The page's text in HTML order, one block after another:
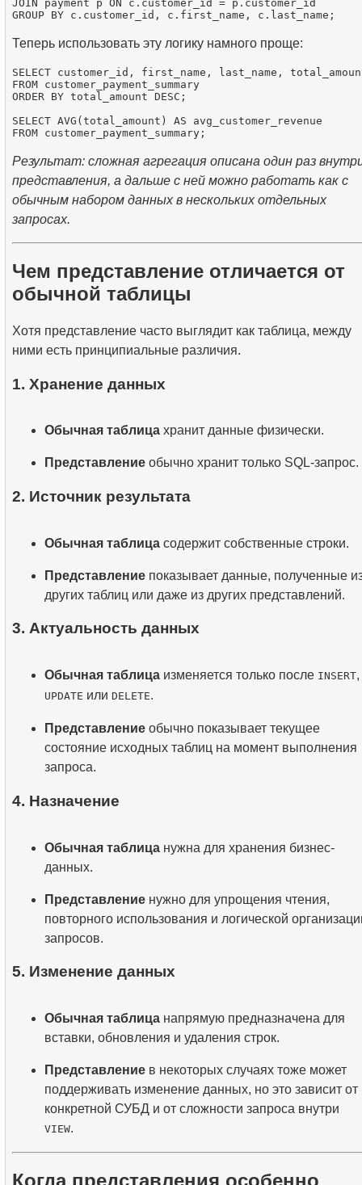
JOIN payment p ON c.customer_id = p.customer_id
Теперь использовать эту логику намного проще:
SELECT customer_id, first_name, last_name,
FROM customer_payment_summary
ORDER BY total_amount DESC;
SELECT AVG(total_amount) AS avg_customer_revenue
Результат: сложная агрегация описана один раз
представления, а дальше с ней можно работать как с
обычным набором данных в нескольких отдельных
запросах.
Чем представление отличается от
обычной таблицы
Хотя представление часто выглядит как таблица, между
ними есть принципиальные различия.
1. Хранение данных
Обычная таблица хранит данные физически.
Представление обычно хранит только SQL-запрос.
2. Источник результата
Обычная таблица содержит собственные строки.
Представление показывает данные, полученные
других таблиц или даже из других представлений.
3. Актуальность данных
Обычная таблица изменяется только после INSERT,
UPDATE или DELETE.
Представление обычно показывает текущее
состояние исходных таблиц на момент выполнения
запроса.
4. Назначение
Обычная таблица нужна для хранения бизнес-
данных.
Представление нужно для упрощения чтения,
повторного использования и логической
запросов.
5. Изменение данных
Обычная таблица напрямую предназначена для
вставки, обновления и удаления строк.
Представление в некоторых случаях тоже может
поддерживать изменение данных, но это зависит от
конкретной СУБД и от сложности запроса внутри
VIEW.
Когда представления особенно